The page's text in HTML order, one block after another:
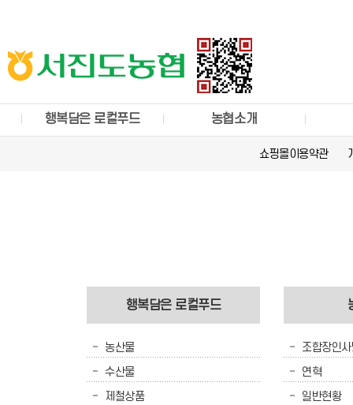
행복담은 로컬푸드 농협소개
쇼핑몰이용약관
행복담은 로컬푸드
농산물
수산물
제철상품
조합장인
연혁
일반현황